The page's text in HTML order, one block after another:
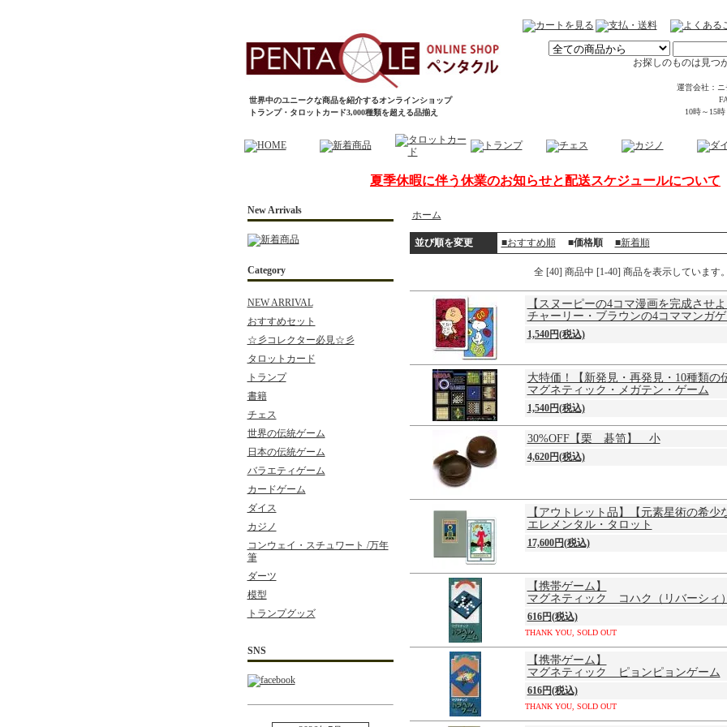
お探しのものは見つ
運営会社：
10時～15
世界中のユニークな商品を紹介するオンラインショップ
トランプ・タロットカード3,000種類を超える品揃え
夏季休暇に伴う休業のお知らせと配送スケジュールについて
New Arrivals
Category
NEW ARRIVAL
おすすめセット
☆彡コレクター必見☆彡
タロットカード
トランプ
書籍
チェス
世界の伝統ゲーム
日本の伝統ゲーム
バラエティゲーム
カードゲーム
ダイス
カジノ
コンウェイ・スチュワート /万年
筆
ダーツ
模型
トランプグッズ
SNS
ホーム
並び順を変更 ■おすすめ順 ■価格順 ■新着順
全 [40] 商品中 [1-40] 商品を表示しています。
【スヌーピーの4コマ漫画を完成させよ
チャーリー・ブラウンの4コママンガ
1,540円(税込)
大特価！【新発見・再発見・10種類の
マグネティック・メガテン・ゲーム
1,540円(税込)
30%OFF【栗 碁笥】 小
4,620円(税込)
【アウトレット品】【元素星術の希少
エレメンタル・タロット
17,600円(税込)
【携帯ゲーム】
マグネティック コハク（リバーシィ）
616円(税込)
THANK YOU, SOLD OUT
【携帯ゲーム】
マグネティック ピョンピョンゲーム
616円(税込)
THANK YOU, SOLD OUT